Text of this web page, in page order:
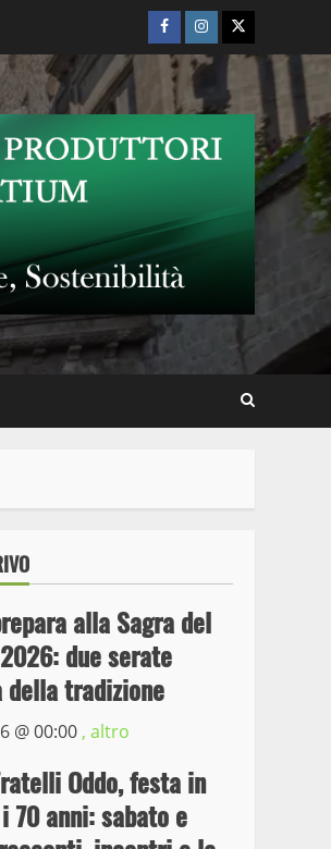
Facebook
Instagram
Twitter
alla Sagra del
due serate
della tradizione
@00:00 , altro
Oddo, festa in
70 anni: sabato e
Wiplanet Baseball supera
il Napoli
9 Maggio 2023